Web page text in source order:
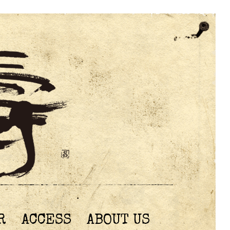
ACCESS ABOUT US